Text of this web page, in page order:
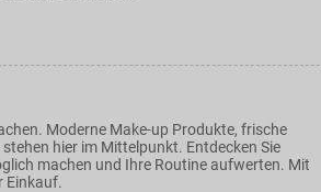
Moderne Make-up Produkte, frische
hier im Mittelpunkt. Entdecken Sie
machen und Ihre Routine aufwerten. Mit
Einkauf.